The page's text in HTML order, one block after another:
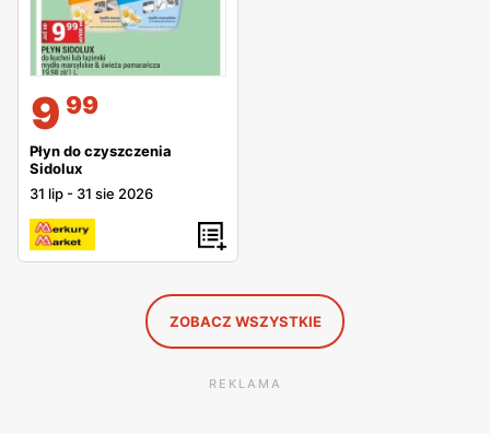
9 99
Płyn do czyszczenia
Sidolux
31 lip - 31 sie 2026
ZOBACZ WSZYSTKIE
REKLAMA